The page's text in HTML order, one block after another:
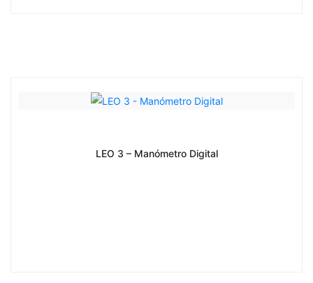
LEO 3 – Manómetro Digital